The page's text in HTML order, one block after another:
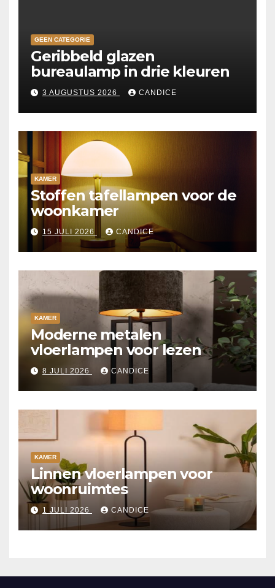
GEEN CATEGORIE
Geribbeld glazen
bureaulamp in drie kleuren
3 AUGUSTUS 2026 CANDICE
KAMER
Stoffen tafellampen voor de
woonkamer
15 JULI 2026 CANDICE
KAMER
Moderne metalen
vloerlampen voor lezen
8 JULI 2026 CANDICE
KAMER
Linnen vloerlampen voor
woonruimtes
1 JULI 2026 CANDICE